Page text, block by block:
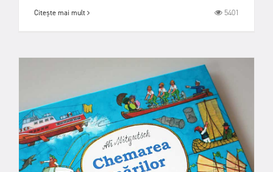
Citește mai mult 5401